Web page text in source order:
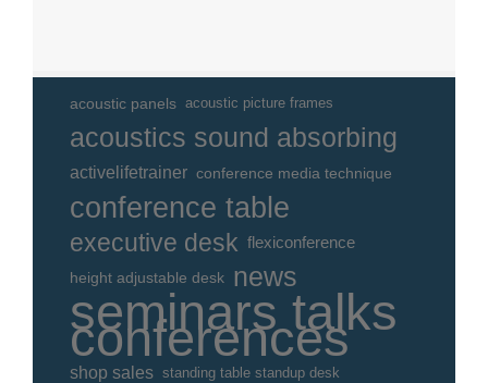
acoustic panels acoustic picture frames
acoustics sound absorbing
activelifetrainer conference media technique
conference table
executive desk flexiconference
height adjustable desk news
seminars talks
conferences
shop sales standing table standup desk